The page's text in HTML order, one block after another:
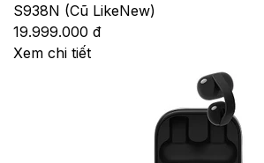
S938N (Cũ LikeNew)
19.999.000 đ
Xem chi tiết